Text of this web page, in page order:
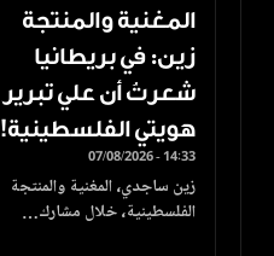
المغنية والمنتجة
زين: في بريطانيا
شعرتُ أن علي تبرير
هويتي الفلسطينية!
07/08/2026 - 14:33
زين ساجدي، المغنية والمنتجة
الفلسطينية، خلال مشارك…